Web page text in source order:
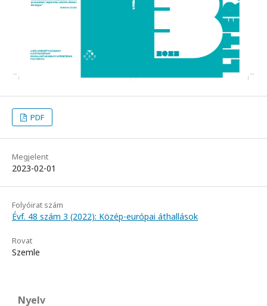
PDF
Megjelent
2023-02-01
Folyóirat szám
Évf. 48 szám 3 (2022): Közép-európai áthallások
Rovat
Szemle
Nyelv